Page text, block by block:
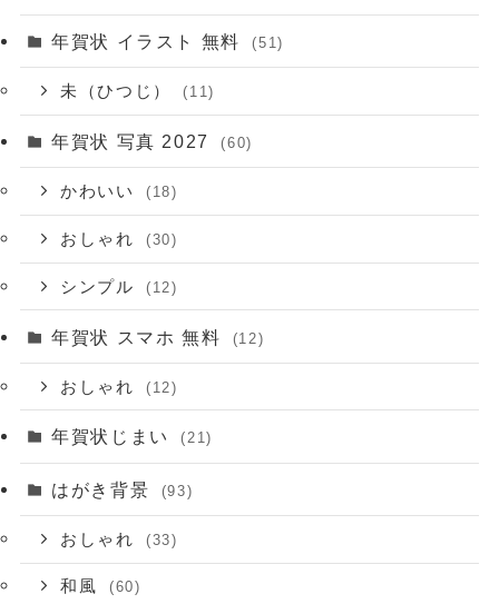
年賀状 イラスト 無料 (51)
未（ひつじ） (11)
年賀状 写真 2027 (60)
かわいい (18)
おしゃれ (30)
シンプル (12)
年賀状 スマホ 無料 (12)
おしゃれ (12)
年賀状じまい (21)
はがき背景 (93)
おしゃれ (33)
和風 (60)